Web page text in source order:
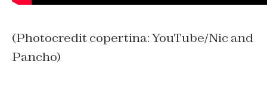
(Photocredit copertina: YouTube/Nic and
Pancho)